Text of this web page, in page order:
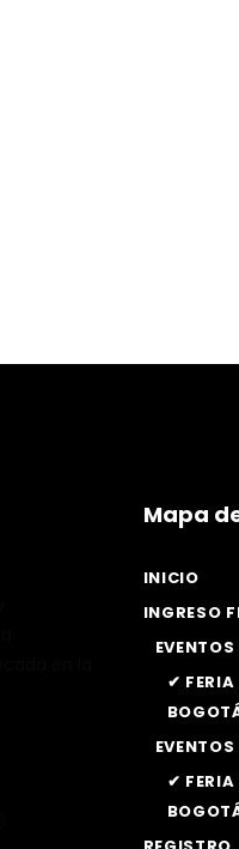
Mapa
INICIO
INGRESO
✔
✔